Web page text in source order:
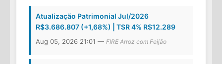
Atualização Patrimonial Jul/2026
R$3.686.807 (+1,68%) | TSR 4% R$12.289
Aug 05, 2026 21:01 — FIRE Arroz com Feijão